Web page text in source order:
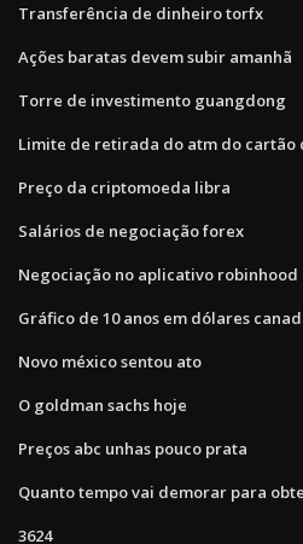
Transferência de dinheiro torfx
Ações baratas devem subir amanhã
Torre de investimento guangdong
Limite de retirada do atm do cartão
Preço da criptomoeda libra
Salários de negociação forex
Negociação no aplicativo robinhood
Gráfico de 10 anos em dólares
Novo méxico sentou ato
O goldman sachs hoje
Preços abc unhas pouco prata
Quanto tempo vai demorar para
3624